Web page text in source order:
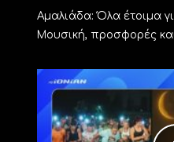
Αμαλιάδα: Όλα έτοιμα
Μουσική, προσφορές